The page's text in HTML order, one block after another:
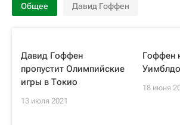
Общее Давид Гоффен
Давид Гоффен
пропустит Олимпийские
игры в Токио
13 июля 2021
Гоффен
18 июня